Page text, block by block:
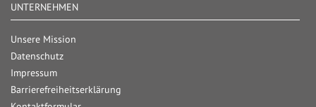
UNTERNEHMEN
Unsere Mission
Datenschutz
Impressum
Barrierefreiheitserklärung